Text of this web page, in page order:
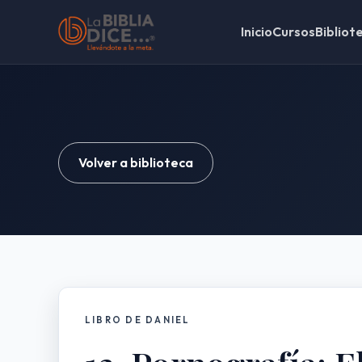
InicioCursos
Volver a biblioteca
LIBRO DE DANIEL